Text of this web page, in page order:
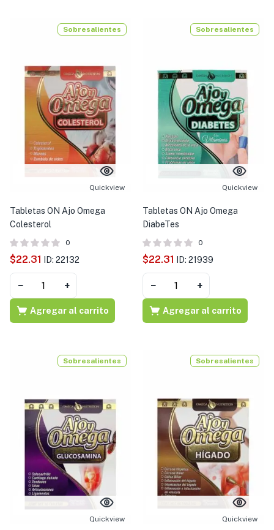
Sobresalientes
Quickview
Tabletas ON Ajo Omega
Colesterol
0
$22.31 ID: 22132
− +
Agregar al carrito
Sobresalientes
Quickview
Tabletas ON Ajo Omega
DiabeTes
0
$22.31 ID: 21939
− +
Agregar al carrito
Sobresalientes
Quickview
Sobresalientes
Quickview